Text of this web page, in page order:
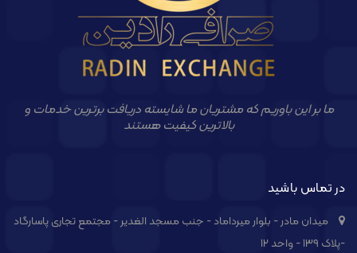
ما بر این باوریم که مشتریان ما شایسته دریافت برترین خدمات و
بالاترین کیفیت هستند
در تماس باشید
میدان مادر - بلوار میرداماد - جنب مسجد الغدیر - مجتمع تجاری پاسارگاد
-پلاک ۱۳۹ - واحد ۱۲